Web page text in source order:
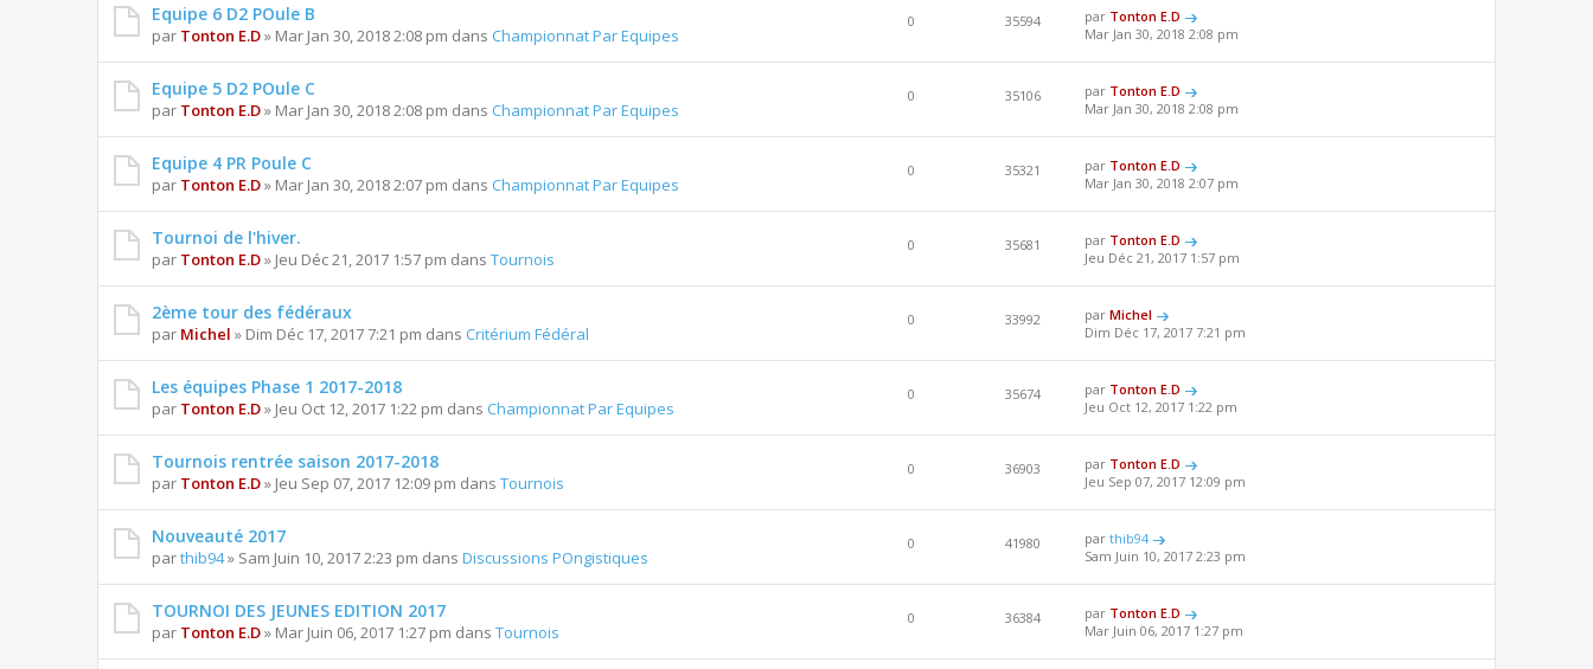
Equipe 6 D2 POule B
par Tonton E.D» Mar Jan 30, 2018 2:08 pm dans Championnat Par Equipes
0 35594 par Tonton E.D
Mar Jan 30, 2018 2:08 pm
Equipe 5 D2 POule C
par Tonton E.D» Mar Jan 30, 2018 2:08 pm dans Championnat Par Equipes
0 35106 par Tonton E.D
Mar Jan 30, 2018 2:08 pm
Equipe 4 PR Poule C
par Tonton E.D» Mar Jan 30, 2018 2:07 pm dans Championnat Par Equipes
0 35321 par Tonton E.D
Mar Jan 30, 2018 2:07 pm
Tournoi de l'hiver.
par Tonton E.D» Jeu Déc 21, 2017 1:57 pm dans Tournois
0 35681 par Tonton E.D
Jeu Déc 21, 2017 1:57 pm
2ème tour des fédéraux
par Michel » Dim Déc 17, 2017 7:21 pm dans Critérium Fédéral
0 33992 parMichel
Dim Déc 17, 2017 7:21 pm
Les équipes Phase 1 2017-2018
par Tonton E.D» Jeu Oct 12, 2017 1:22 pm dans Championnat Par Equipes
0 35674 par Tonton E.D
Jeu Oct 12, 2017 1:22 pm
Tournois rentrée saison 2017-2018
par Tonton E.D» Jeu Sep 07, 2017 12:09 pm dans Tournois
0 36903 par Tonton E.D
Jeu Sep 07, 2017 12:09 pm
Nouveauté 2017
parthib94» Sam Juin 10, 2017 2:23 pm dans Discussions POngistiques
0 41980 parthib94
Sam Juin 10, 2017 2:23 pm
TOURNOI DES JEUNES EDITION 2017
par Tonton E.D» Mar Juin 06, 2017 1:27 pm dans Tournois
0 36384 par Tonton E.D
Mar Juin 06, 2017 1:27 pm